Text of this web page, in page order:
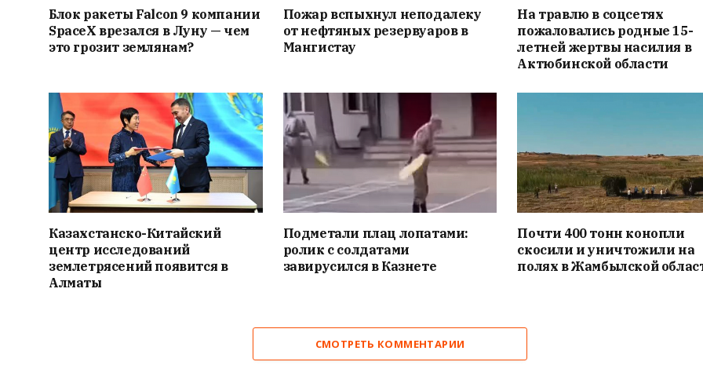
Блок ракеты Falcon 9 компании
SpaceX врезался в Луну — чем
это грозит землянам?
Пожар вспыхнул неподалеку
от нефтяных резервуаров в
Мангистау
На травлю в соцсетях
пожаловались родные 15-
летней жертвы насилия в
Актюбинской области
Казахстанско-Китайский
центр исследований
землетрясений появится в
Алматы
Подметали плац лопатами:
ролик с солдатами
завирусился в Казнете
Почти 400 тонн конопли
скосили и уничтожили на
полях в Жамбылской
СМОТРЕТЬ КОММЕНТАРИИ